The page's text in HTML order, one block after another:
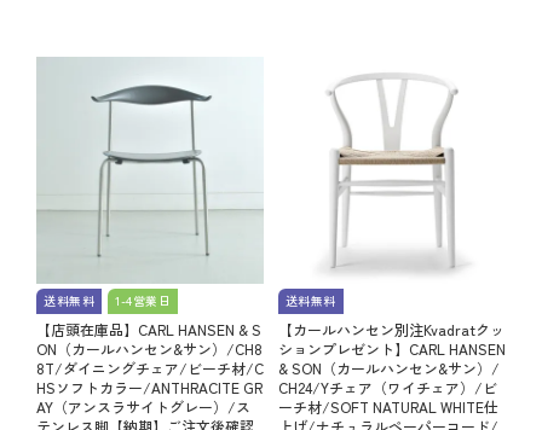
送料無料 1-4営業日
【店頭在庫品】CARL HANSEN & S
ON（カールハンセン&サン）/CH8
8T/ダイニングチェア/ビーチ材/C
HSソフトカラー/ANTHRACITE GR
AY（アンスラサイトグレー）/ス
テンレス脚【納期】ご注文後確認
送料無料
【カールハンセン別注Kvadratクッ
ションプレゼント】CARL HANSEN
& SON（カールハンセン&サン）/
CH24/Yチェア（ワイチェア）/ビ
ーチ材/SOFT NATURAL WHITE仕
上げ/ナチュラルペーパーコード/